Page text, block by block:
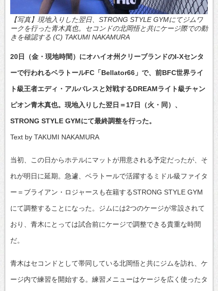
【写真】現地入りした翌日、STRONG STYLE GYMにてジムワ
ークを行った青木真也。セコンドの北岡悟と共にケージ際での動
きを確認する (C) TAKUMI NAKAMURA
20日（金・現地時間）にオハイオ州クリーブランドのI-Xセンタ
ーで行われるベラトールFC「Bellator66」で、前BFC世界ライ
ト級王者エディ・アルバレスと対戦するDREAMライト級チャン
ピオン青木真也。現地入りした翌日＝17日（火・同）、
STRONG STYLE GYMにて最終調整を行った。
Text by TAKUMI NAKAMURA
当初、この日からホテルにマットが用意される予定だったが、そ
れが明日に延期。急遽、ベラトールで活躍するミドル級ファイタ
ー＝ブライアン・ロジャースも在籍するSTRONG STYLE GYM
にて調整することになった。ジムには2つのケージが常設されて
おり、青木にとっては試合前にケージで調整できる貴重な時間
だ。
青木はセコンドとして帯同している北岡悟と共にジムを訪れ、ケ
ージ内で練習を開始する。練習メニューはケージを広く使ったタ